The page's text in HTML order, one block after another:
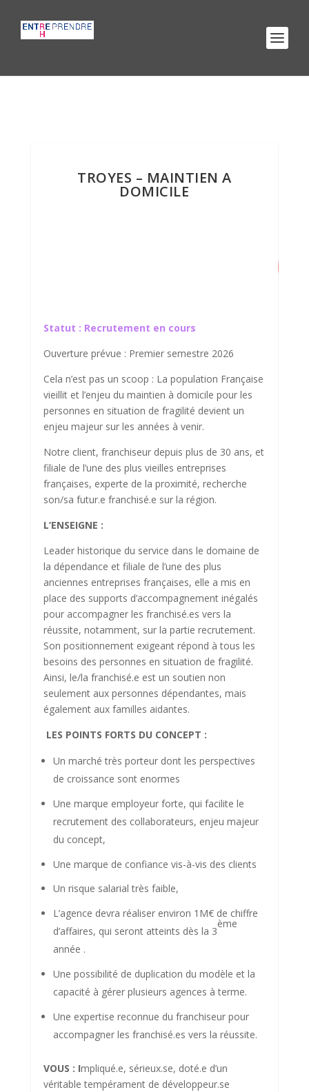
TROYES – MAINTIEN A
DOMICILE
Statut : Recrutement en cours
Ouverture prévue : Premier semestre 2026
Cela n’est pas un scoop : La population Française
vieillit et l’enjeu du maintien à domicile pour les
personnes en situation de fragilité devient un
enjeu majeur sur les années à venir.
Notre client, franchiseur depuis plus de 30 ans, et
filiale de l’une des plus vieilles entreprises
françaises, experte de la proximité, recherche
son/sa futur.e franchisé.e sur la région.
L’ENSEIGNE :
Leader historique du service dans le domaine de
la dépendance et filiale de l’une des plus
anciennes entreprises françaises, elle a mis en
place des supports d’accompagnement inégalés
pour accompagner les franchisé.es vers la
réussite, notamment, sur la partie recrutement.
Son positionnement exigeant répond à tous les
besoins des personnes en situation de fragilité.
Ainsi, le/la franchisé.e est un soutien non
seulement aux personnes dépendantes, mais
également aux familles aidantes.
LES POINTS FORTS DU CONCEPT :
Un marché très porteur dont les perspectives
de croissance sont enormes
Une marque employeur forte, qui facilite le
recrutement des collaborateurs, enjeu majeur
du concept,
Une marque de confiance vis-à-vis des clients
Un risque salarial très faible,
L’agence devra réaliser environ 1M€ de chiffre
d’affaires, qui seront atteints dès la 3
ème
année .
Une possibilité de duplication du modèle et la
capacité à gérer plusieurs agences à terme.
Une expertise reconnue du franchiseur pour
accompagner les franchisé.es vers la réussite.
VOUS : Impliqué.e, sérieux.se, doté.e d’un
véritable tempérament de développeur.se